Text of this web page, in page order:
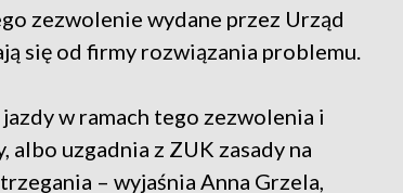
zezwolenie wydane przez Urząd
się od firmy rozwiązania problemu.
w ramach tego zezwolenia i
uzgadnia z ZUK zasady na
– wyjaśnia Anna Grzela,